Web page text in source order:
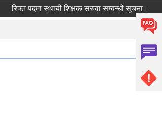
रिक्त पदमा स्थायी शिक्षक सरुवा सम्बन्धी सूचना।